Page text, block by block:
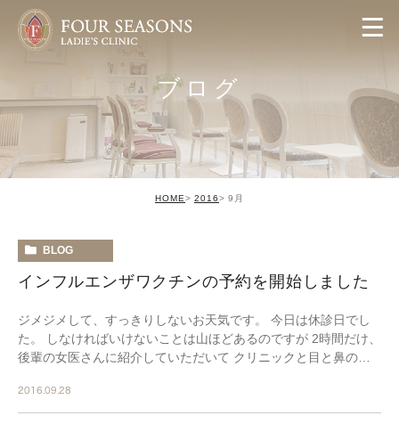
ブログ
HOME 2016 9月
BLOG
インフルエンザワクチンの予約を開始しました
ジメジメして、すっきりしないお天気です。 今日は休診日でし
た。 しなければいけないことは山ほどあるのですが 2時間だけ、
後輩の女医さんに紹介していただいて クリニックと目と鼻の先
2016.09.28